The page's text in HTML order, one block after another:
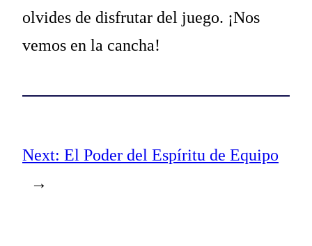
olvides de disfrutar del juego. ¡Nos
vemos en la cancha!
Next: El Poder del Espíritu de Equipo
→